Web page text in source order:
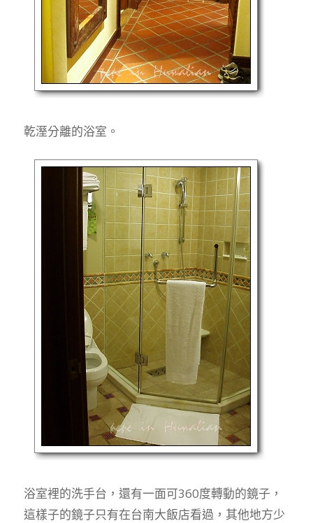
乾溼分離的浴室。
浴室裡的洗手台，還有一面可360度轉動的鏡子，
這樣子的鏡子只有在台南大飯店看過，其他地方少